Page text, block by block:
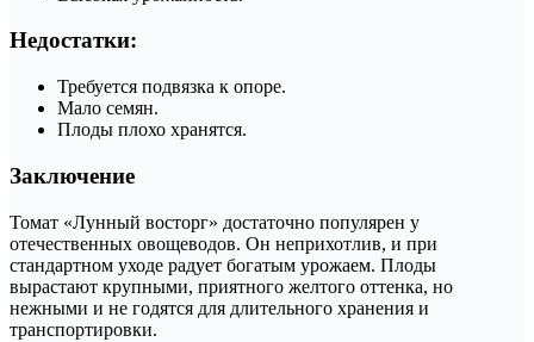
Недостатки:
Требуется подвязка к опоре.
Мало семян.
Плоды плохо хранятся.
Заключение
Томат «Лунный восторг» достаточно популярен у
отечественных овощеводов. Он неприхотлив, и при
стандартном уходе радует богатым урожаем. Плоды
вырастают крупными, приятного желтого оттенка, но
нежными и не годятся для длительного хранения и
транспортировки.